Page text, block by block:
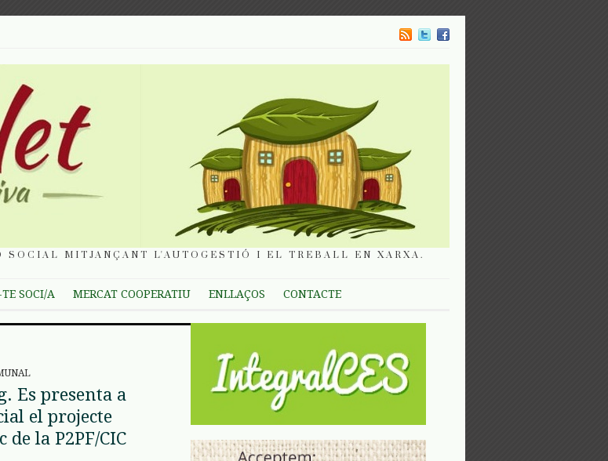
SOCIAL MITJANÇANT L'AUTOGESTIÓ I EL TREBALL EN XARXA.
TE SOCI/A MERCAT COOPERATIU ENLLAÇOS CONTACTE
Es presenta a
el projecte
de la P2PF/CIC